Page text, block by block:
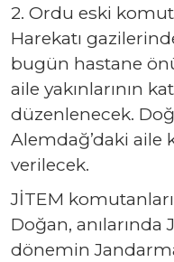
2. Ordu eski
Harekatı
bugün hastane
aile yakınlarının
düzenlenecek.
Alemdağ’daki aile
verilecek.
JİTEM
Doğan, anılarında
dönemin